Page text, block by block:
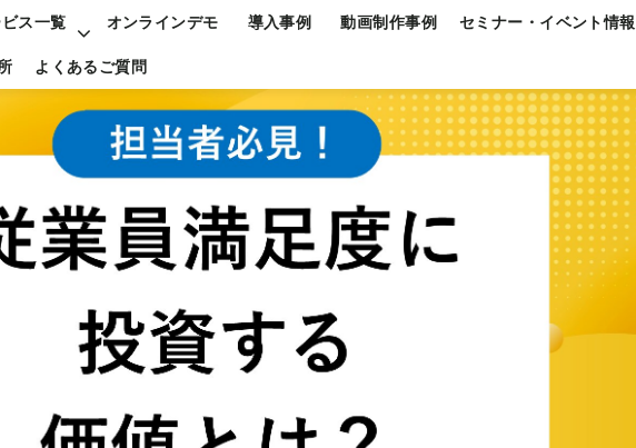
ス一覧 オンラインデモ 導入事例 動画制作事例 セミナー・イベント情報
よくあるご質問